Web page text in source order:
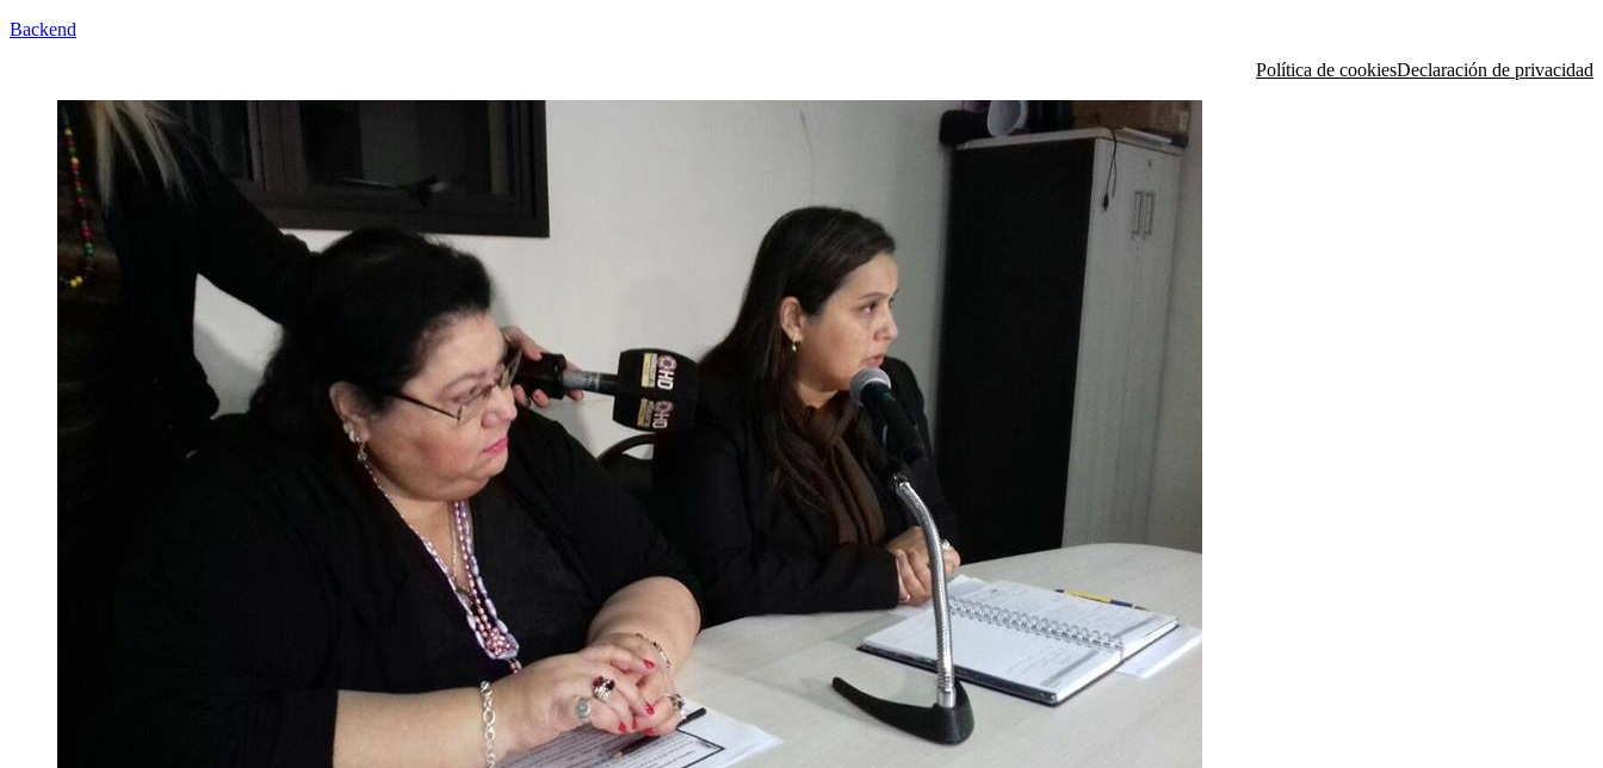
Backend
Política de cookiesDeclaración de privacidad